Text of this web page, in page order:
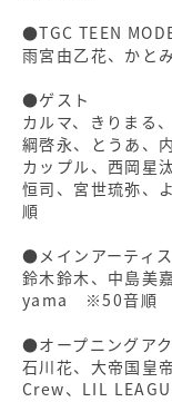
●TGC TEEN
雨宮由乙花、かと
●ゲスト
カルマ、きりまる
綱啓永、とうあ、
カップル、西岡星
恒司、宮世琉弥、
順
●メインアーティ
鈴木鈴木、中島美
yama ※50音順
●オープニングア
石川花、大帝国皇
Crew、LIL